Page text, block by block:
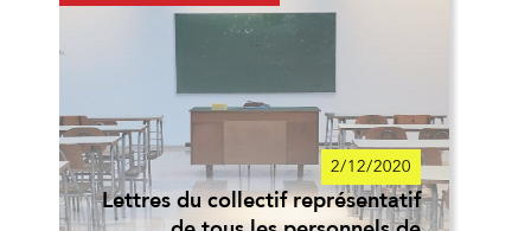
2/12/2020
Lettres du collectif représentatif